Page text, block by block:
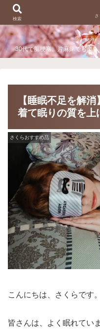
さく
30代で脳梗塞、片麻痺でも楽
【睡眠不足を解
着て眠りの質を上
さくらおすすめ品
こんにちは、さくらです。
皆さんは、よく眠れてい
検索
さ